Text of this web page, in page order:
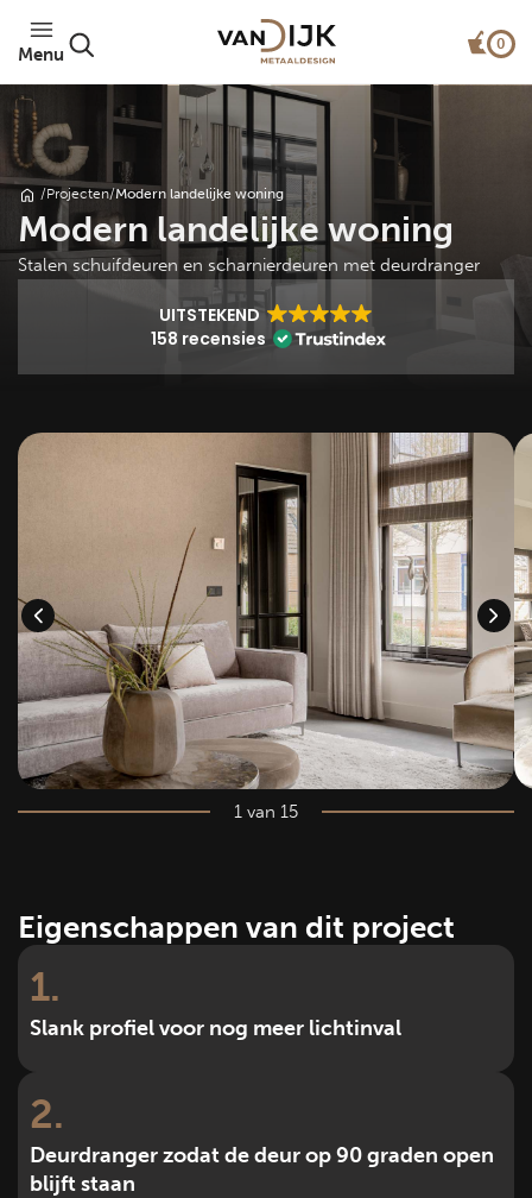
Menu
0
/Projecten/Modern landelijke woning
Modern landelijke woning
Stalen schuifdeuren en scharnierdeuren met deurdranger
UITSTEKEND
158 recensies
1 van 15
Eigenschappen van dit project
1
Slank profiel voor nog meer lichtinval
2
Deurdranger zodat de deur op 90 graden open
blijft staan